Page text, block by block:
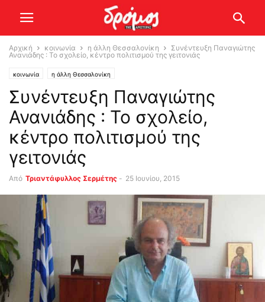
Αρχική κοινωνία η άλλη Θεσσαλονίκη
Συνέντευξη Παναγιώτης
Ανανιάδης : Το σχολείο, κέντρο πολιτισμού της γειτονιάς
κοινωνία η άλλη Θεσσαλονίκη
Συνέντευξη Παναγιώτης
Ανανιάδης : Το σχολείο,
κέντρο πολιτισμού της
γειτονιάς
Από Τριαντάφυλλος Σερμέτης - 25 Ιουνίου, 2015